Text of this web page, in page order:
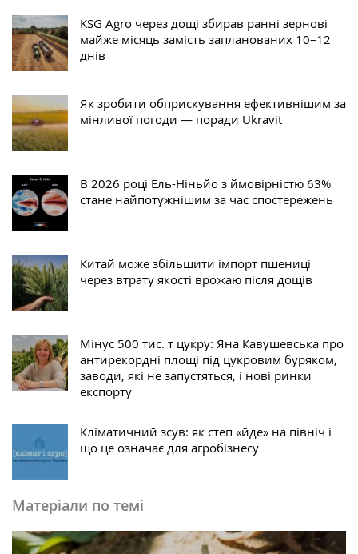
KSG Agro через дощі збирав ранні зернові
майже місяць замість запланованих 10–12
днів
Як зробити обприскування ефективнішим за
мінливої погоди — поради Ukravit
В 2026 році Ель-Ніньйо з ймовірністю 63%
стане найпотужнішим за час спостережень
Китай може збільшити імпорт пшениці
через втрату якості врожаю після дощів
Мінус 500 тис. т цукру: Яна Кавушевська про
антирекордні площі під цукровим буряком,
заводи, які не запустяться, і нові ринки
експорту
Кліматичний зсув: як степ «йде» на північ і
що це означає для агробізнесу
Матеріали по темі